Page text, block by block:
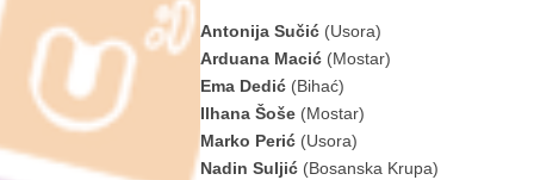
Antonija Sučić (Usora)
Arduana Macić (Mostar)
Ema Dedić (Bihać)
Ilhana Šoše (Mostar)
Marko Perić (Usora)
Nadin Suljić (Bosanska Krupa)